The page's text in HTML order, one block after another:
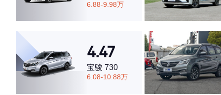
6.88-9.98万
4.47
宝骏 730
6.08-10.88万